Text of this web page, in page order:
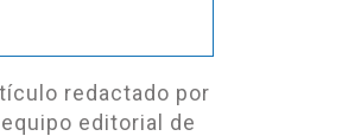
redactado por
editorial de